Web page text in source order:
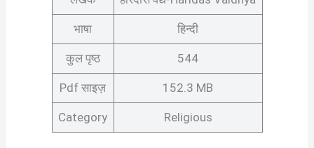
भाषा हिन्दी
कुल पृष्ठ 544
Pdf साइज़ 152.3 MB
Category Religious